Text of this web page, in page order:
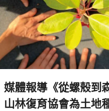
媒體報導《從螺殼到
山林復育協會為土地